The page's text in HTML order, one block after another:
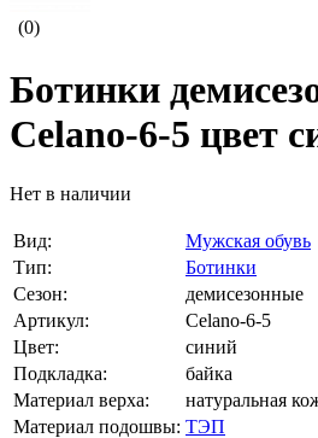
(0)
Ботинки
Celano-6-5 цвет
Нет в наличии
Вид:
Мужская обувь
Тип:
Ботинки
Сезон:
демисезонные
Артикул:
Celano-6-5
Цвет:
синий
Подкладка:
байка
Материал верха:
натуральная
Материал подошвы: ТЭП